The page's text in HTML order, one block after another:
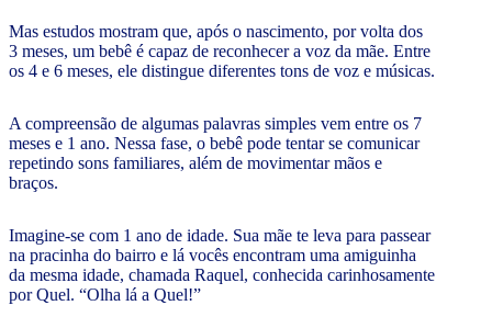
Mas estudos mostram que, após o nascimento, por volta dos
3 meses, um bebê é capaz de reconhecer a voz da mãe. Entre
os 4 e 6 meses, ele distingue diferentes tons de voz e músicas.
A compreensão de algumas palavras simples vem entre os 7
meses e 1 ano. Nessa fase, o bebê pode tentar se comunicar
repetindo sons familiares, além de movimentar mãos e
braços.
Imagine-se com 1 ano de idade. Sua mãe te leva para passear
na pracinha do bairro e lá vocês encontram uma amiguinha
da mesma idade, chamada Raquel, conhecida carinhosamente
por Quel. “Olha lá a Quel!”